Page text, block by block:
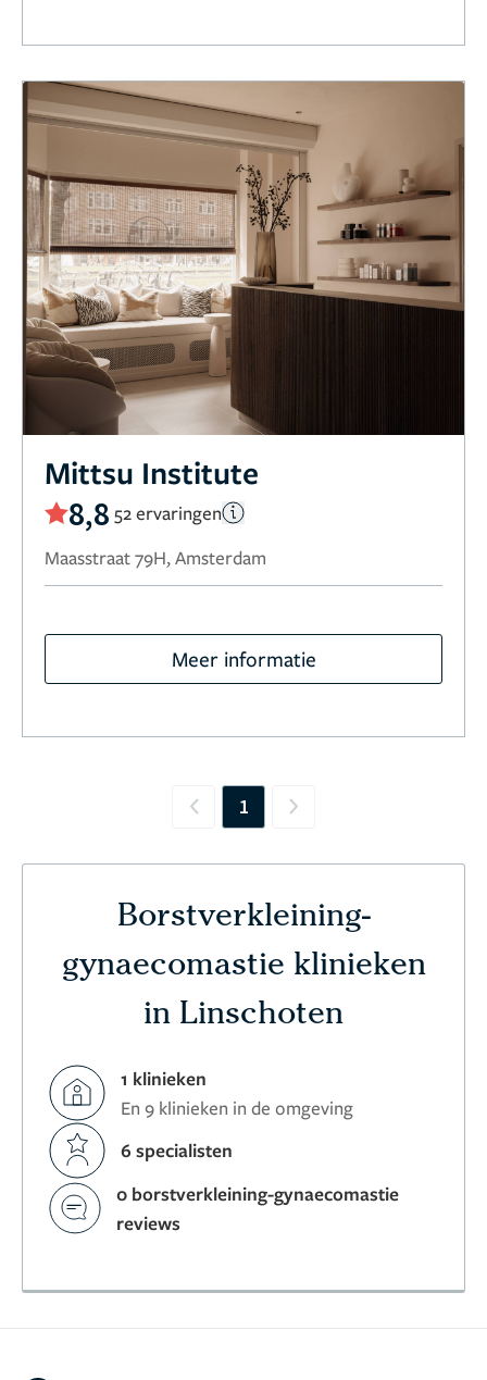
Mittsu Institute
8,8 52 ervaringen
Maasstraat 79H, Amsterdam
Meer informatie
Previous
1 Next
Borstverkleining-
gynaecomastie klinieken
in Linschoten
1 klinieken
En 9 klinieken in de omgeving
6 specialisten
0 borstverkleining-gynaecomastie
reviews